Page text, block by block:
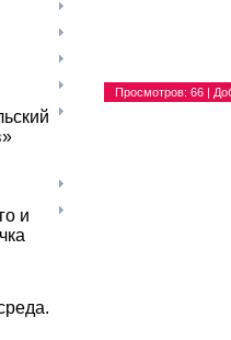
и
Просмотров: 66 |